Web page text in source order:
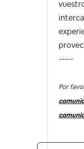
-----
Por